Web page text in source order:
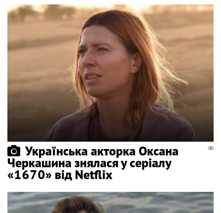
Українська акторка Оксана
Черкашина знялася у серіалу
«1670» від Netflix